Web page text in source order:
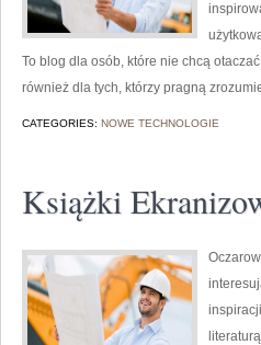
To blog dla osób, które nie chcą
również dla tych, którzy pragną
CATEGORIES: NOWE TECHNOLOGIE
Książki